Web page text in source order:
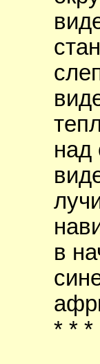
над
в
* * *